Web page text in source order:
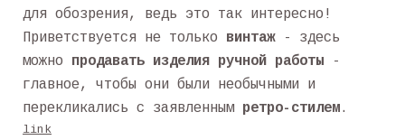
для обозрения, ведь это так интересно!
Приветствуется не только винтаж- здесь
можно продавать изделия ручной работы -
главное, чтобы они были необычными и
перекликались с заявленным ретро-стилем.
link